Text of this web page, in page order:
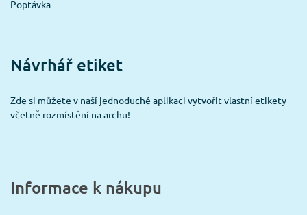
Poptávka
Návrhář etiket
Zde si můžete v naší jednoduché aplikaci vytvořit vlastní etikety
včetně rozmístění na archu!
Informace k nákupu